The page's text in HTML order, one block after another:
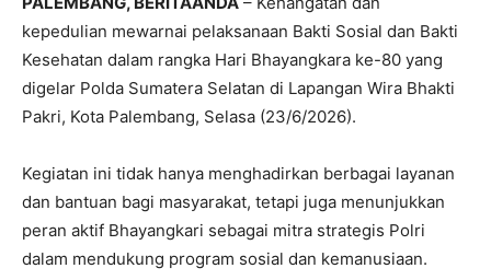
kepedulian mewarnai pelaksanaan Bakti Sosial dan Bakti
Kesehatan dalam rangka Hari Bhayangkara ke-80 yang
digelar Polda Sumatera Selatan di Lapangan Wira Bhakti
Pakri, Kota Palembang, Selasa (23/6/2026).
Kegiatan ini tidak hanya menghadirkan berbagai layanan
dan bantuan bagi masyarakat, tetapi juga menunjukkan
peran aktif Bhayangkari sebagai mitra strategis Polri
dalam mendukung program sosial dan kemanusiaan.